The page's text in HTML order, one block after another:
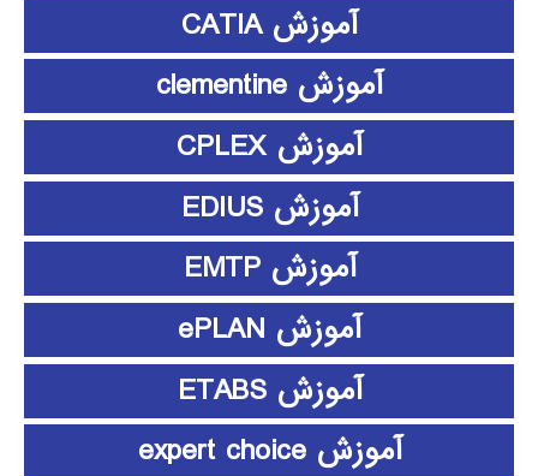
آموزش CATIA
آموزش clementine
آموزش CPLEX
آموزش EDIUS
آموزش EMTP
آموزش ePLAN
آموزش ETABS
آموزش expert choice